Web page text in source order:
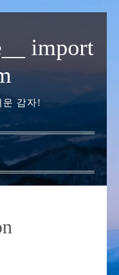
import
운 감자!